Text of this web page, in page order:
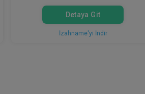
Detaya Git
İzahname'yi İndir